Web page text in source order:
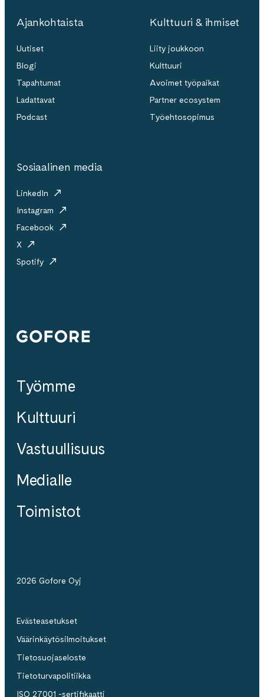
Ajankohtaista
Uutiset
Blogi
Tapahtumat
Ladattavat
Podcast
Kulttuuri & ihmiset
Liity joukkoon
Kulttuuri
Avoimet työpaikat
Partner ecosystem
Työehtosopimus
Sosiaalinen media
LinkedIn
Instagram
Facebook
X
Spotify
Gofore
Työmme
Kulttuuri
Vastuullisuus
Medialle
Toimistot
2026 Gofore Oyj
Evästeasetukset
Väärinkäytösilmoitukset
Tietosuojaseloste
Tietoturvapolitiikka
ISO 27001 -sertifikaatti